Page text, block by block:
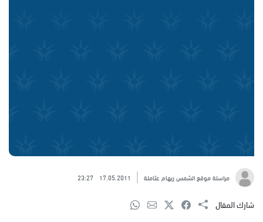
مراسلة موقع الشمس ريهام عثاملة 17.05.2011
23:27
شارك المقال